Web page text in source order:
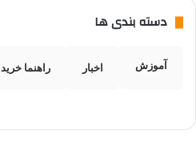
دسته بندی ها
آموزش اخبار راهنما خرید